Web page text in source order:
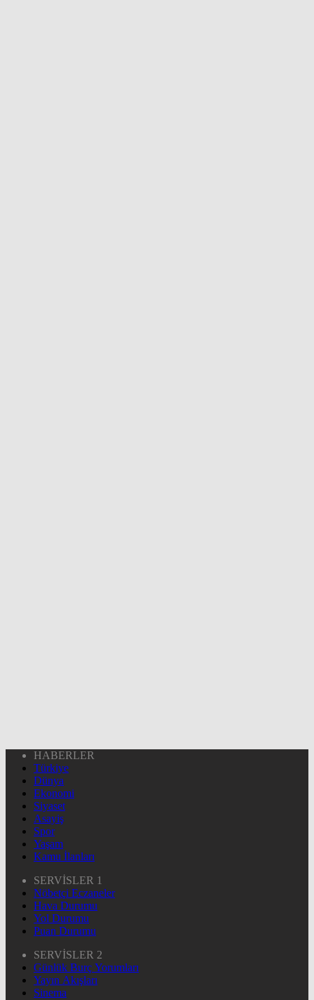
HABERLER
Türkiye
Dünya
Ekonomi
Siyaset
Asayiş
Spor
Yaşam
Kamu İlanları
SERVİSLER 1
Nöbetçi Eczaneler
Hava Durumu
Yol Durumu
Puan Durumu
SERVİSLER 2
Günlük Burç Yorumları
Yayın Akışları
Sinema